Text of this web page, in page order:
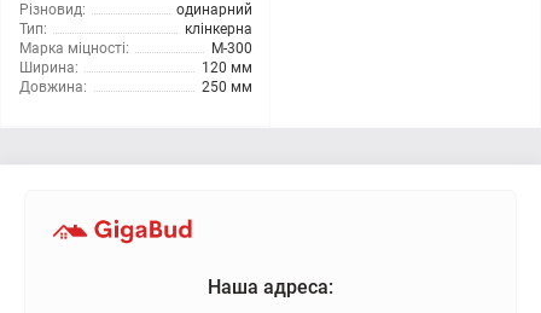
Різновид:
одинарний
Тип:
клінкерна
Марка міцності:
М-300
Ширина:
120 мм
Довжина:
250 мм
Наша адреса: